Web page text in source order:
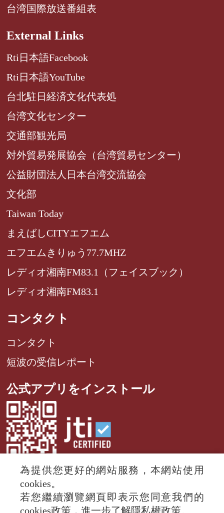
台湾国際放送番組表
External Links
Rti日本語Facebook
Rti日本語YouTube
台北駐日経済文化代表処
台湾文化センター
交通部観光局
対外貿易発展協会（台湾貿易センター）
公益財団法人日本台湾交流協会
文化部
Taiwan Today
まえばしCITYエフエム
エフエムきりゅう77.7MHZ
レディオ湘南FM83.1（フェイスブック）
レディオ湘南FM83.1
コンタクト
コンタクト
短波の受信レポート
公式アプリをインストール
© 2024 RTI (Radio Taiwan International).
All rights reserved.
為提供您更好的網站服務，本網站使用
cookies。
若您繼續瀏覽網頁即表示您同意我們的
cookies政策，進一步了解隱私權政策。